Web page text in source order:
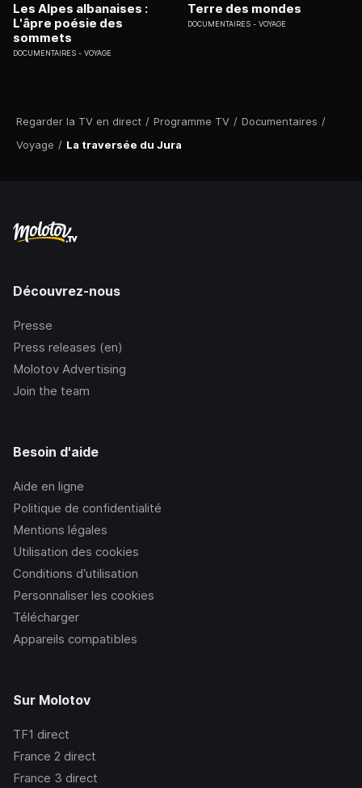
Regarder la TV en direct / Programme TV / Documentaires /
Voyage / La traversée du Jura
Les Alpes albanaises :
L'âpre poésie des
sommets
DOCUMENTAIRES VOYAGE
Terre des mondes
DOCUMENTAIRES VOYAGE
Découvrez-nous
Presse
Press releases (en)
Molotov Advertising
Join the team
Besoin d'aide
Aide en ligne
Politique de confidentialité
Mentions légales
Utilisation des cookies
Conditions d’utilisation
Personnaliser les cookies
Télécharger
Appareils compatibles
Sur Molotov
TF1 direct
France 2 direct
France 3 direct